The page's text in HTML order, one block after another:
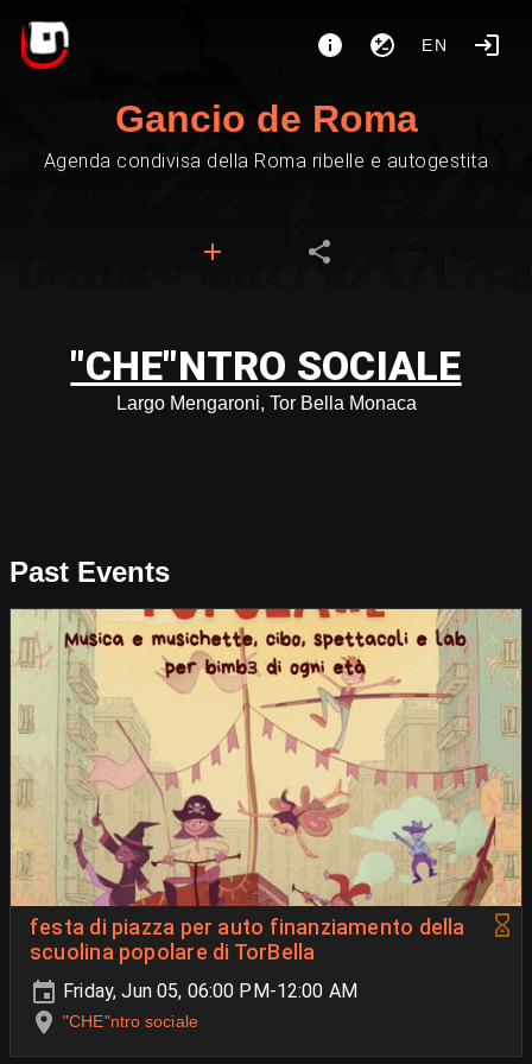
EN
Gancio de Roma
Agenda condivisa della Roma ribelle e autogestita
"CHE"NTRO SOCIALE
Largo Mengaroni, Tor Bella Monaca
Past Events
festa di piazza per auto finanziamento della
scuolina popolare di TorBella
Friday, Jun 05, 06:00 PM-12:00 AM
"CHE"ntro sociale